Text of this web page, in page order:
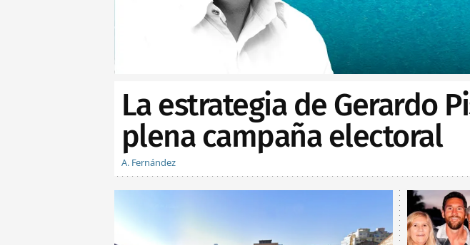
La estrategia de Gerardo
plena campaña electoral
A. Fernández